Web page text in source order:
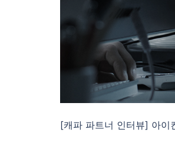
[캐파 파트너 인터뷰] 아